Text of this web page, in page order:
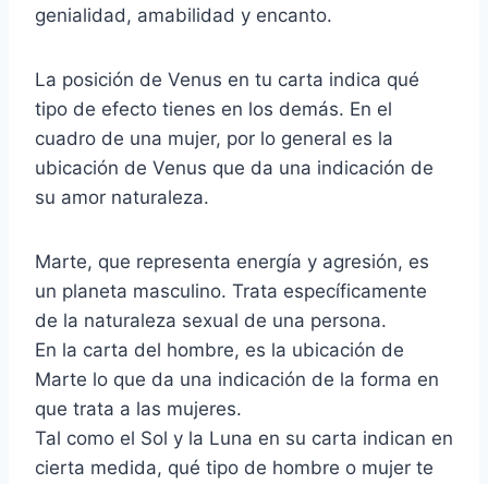
genialidad, amabilidad y encanto.
La posición de Venus en tu carta indica qué
tipo de efecto tienes en los demás. En el
cuadro de una mujer, por lo general es la
ubicación de Venus que da una indicación de
su amor naturaleza.
Marte, que representa energía y agresión, es
un planeta masculino. Trata específicamente
de la naturaleza sexual de una persona.
En la carta del hombre, es la ubicación de
Marte lo que da una indicación de la forma en
que trata a las mujeres.
Tal como el Sol y la Luna en su carta indican en
cierta medida, qué tipo de hombre o mujer te